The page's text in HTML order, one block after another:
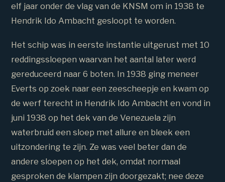
elf jaar onder de vlag van de KNSM om in 1938 te
Hendrik Ido Ambacht gesloopt te worden.
Het schip was in eerste instantie uitgerust met 10
reddingssloepen waarvan het aantal later werd
gereduceerd naar 6 boten. In 1938 ging meneer
Everts op zoek naar een zeescheepje en kwam op
de werf terecht in Hendrik Ido Ambacht en vond in
juni 1938 op het dek van de Venezuela zijn
waterbruid een sloep met allure en bleek een
uitzondering te zijn. Ze was veel beter dan de
andere sloepen op het dek, omdat normaal
gesproken de klampen zijn doorgezakt; nee deze